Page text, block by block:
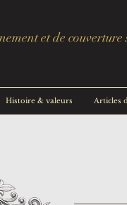
et de couverture
Histoire & valeurs Articles